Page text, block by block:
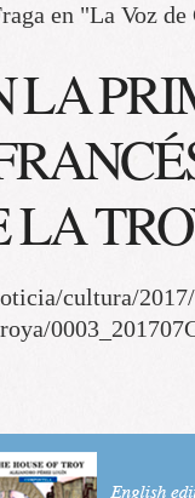
en "La Voz
LA
LA
cultura/